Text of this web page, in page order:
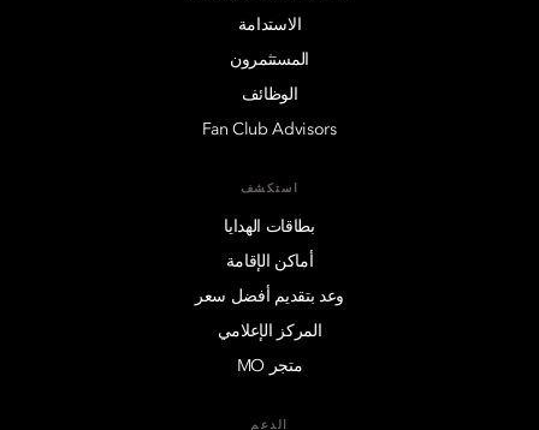
الاستدامة
المستثمرون
الوظائف
Fan Club Advisors
استكشف
بطاقات الهدايا
أماكن الإقامة
وعد بتقديم أفضل سعر
المركز الإعلامي
متجر MO
الدعم